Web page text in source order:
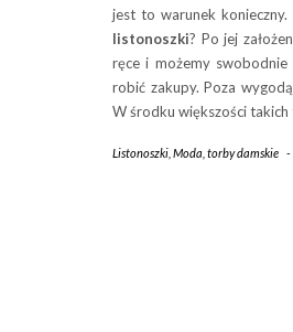
jest to warunek
listonoszki? Po jej
ręce i możemy swobodnie
robić zakupy. Poza
W środku większości
Listonoszki Moda torby damskie -